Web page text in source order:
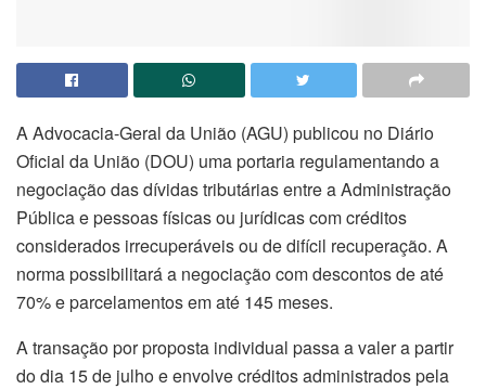
A Advocacia-Geral da União (AGU) publicou no Diário
Oficial da União (DOU) uma portaria regulamentando a
negociação das dívidas tributárias entre a Administração
Pública e pessoas físicas ou jurídicas com créditos
considerados irrecuperáveis ou de difícil recuperação. A
norma possibilitará a negociação com descontos de até
70% e parcelamentos em até 145 meses.
A transação por proposta individual passa a valer a partir
do dia 15 de julho e envolve créditos administrados pela